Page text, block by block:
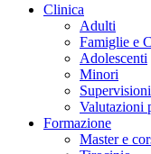
Clinica
Adulti
Famiglie e
Adolescenti
Minori
Supervisioni
Valutazioni
Formazione
Master e